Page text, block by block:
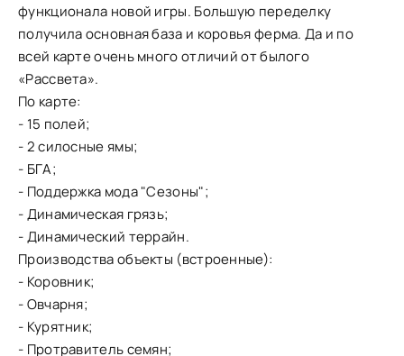
функционала новой игры. Большую переделку
получила основная база и коровья ферма. Да и по
всей карте очень много отличий от былого
«Рассвета».
По карте:
- 15 полей;
- 2 силосные ямы;
- БГА;
- Поддержка мода "Сезоны";
- Динамическая грязь;
- Динамический террайн.
Производства объекты (встроенные):
- Коровник;
- Овчарня;
- Курятник;
- Протравитель семян;